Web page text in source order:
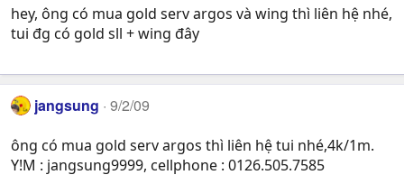
hey, ông có mua gold serv argos và wing thì liên hệ nhé,
tui đg có gold sll + wing đây
jangsung 9/2/09
ông có mua gold serv argos thì liên hệ tui nhé,4k/1m.
Y!M : jangsung9999, cellphone : 0126.505.7585